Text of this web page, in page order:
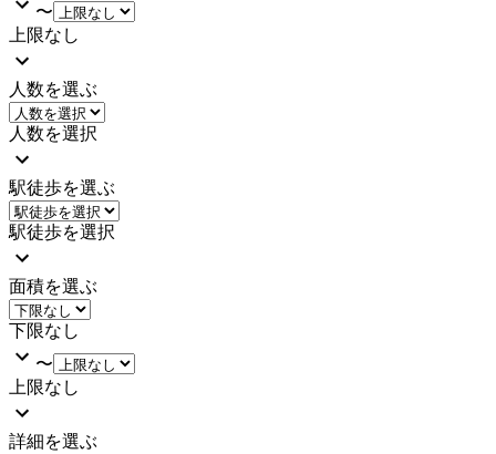
〜
上限なし
人数を選ぶ
人数を選択
駅徒歩を選ぶ
駅徒歩を選択
面積を選ぶ
下限なし
〜
上限なし
詳細を選ぶ